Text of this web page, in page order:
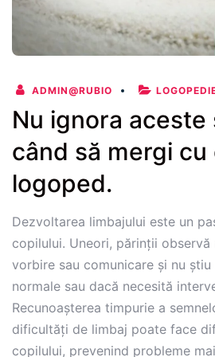
ADMIN@RUBIO
Nu ignora aceste
când să mergi cu
logoped.
Dezvoltarea limbajului este un
copilului. Uneori, părinții
vorbire sau comunicare și nu
normale sau dacă necesită
Recunoașterea timpurie a
dificultăți de limbaj poate face
copilului, prevenind probleme